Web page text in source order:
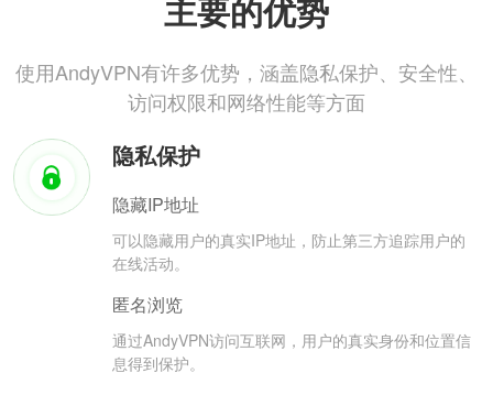
主要的优势
使用AndyVPN有许多优势，涵盖隐私保护、安全性、
访问权限和网络性能等方面
隐私保护
隐藏IP地址
可以隐藏用户的真实IP地址，防止第三方追踪用户的
在线活动。
匿名浏览
通过AndyVPN访问互联网，用户的真实身份和位置信
息得到保护。